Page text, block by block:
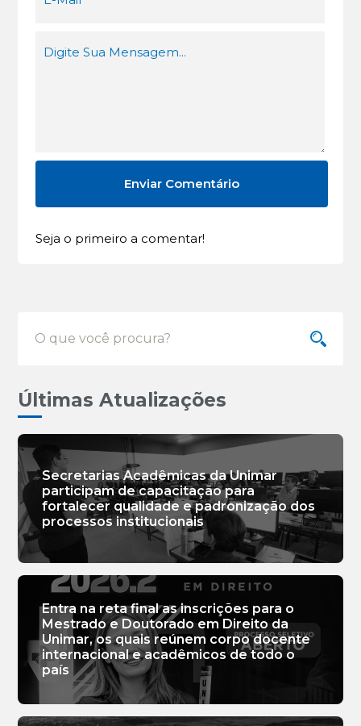
Seja o primeiro a comentar!
Últimas Atualizações
Secretarias Acadêmicas da Unimar
participam de capacitação para
fortalecer qualidade e padronização dos
processos institucionais
Entra na reta final as inscrições para o
Mestrado e Doutorado em Direito da
Unimar, os quais reúnem corpo docente
internacional e acadêmicos de todo o
país